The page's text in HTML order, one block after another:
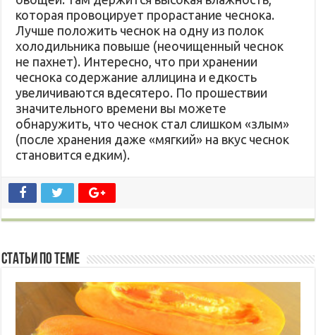
которая провоцирует прорастание чеснока.
Лучше положить чеснок на одну из полок
холодильника повыше (неочищенный чеснок
не пахнет). Интересно, что при хранении
чеснока содержание аллицина и едкость
увеличиваются вдесятеро. По прошествии
значительного времени вы можете
обнаружить, что чеснок стал слишком «злым»
(после хранения даже «мягкий» на вкус чеснок
становится едким).
Статьи по Теме